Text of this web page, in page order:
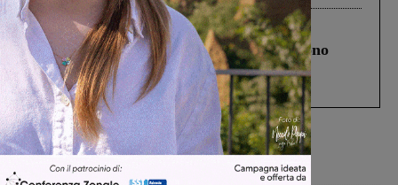
Cronaca 4 Agosto 2026
Un anno fa la strage in A1 in cui morirono
Gianni, Giulia e Franco. Lo schianto, il
processo, lo stop ai sorpassi fra tir....